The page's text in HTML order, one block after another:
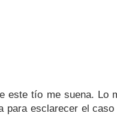
este tío me suena. Lo
para esclarecer el